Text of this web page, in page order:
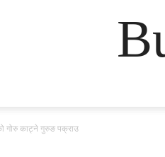
गोरु काट्ने गुरुङ पक्राउ